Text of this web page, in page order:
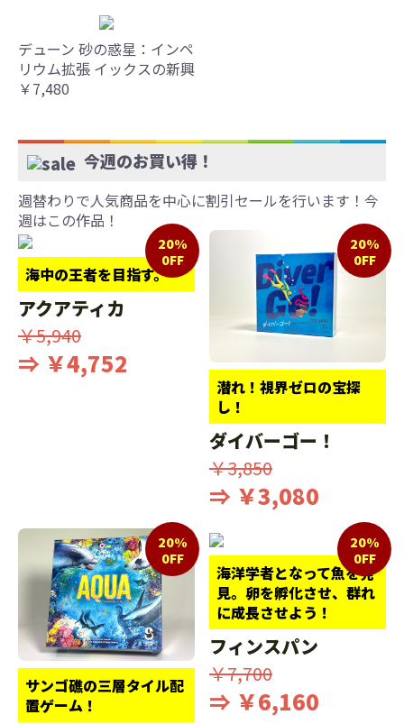
デューン 砂の惑星：インペ
リウム拡張 イックスの新興
￥7,480
今週のお買い得！
週替わりで人気商品を中心に割引セールを行います！今
週はこの作品！
海中の王者を目指す。
20%
0FF
アクアティカ
￥5,940
⇒ ￥4,752
潜れ！視界ゼロの宝探
し！
20%
0FF
ダイバーゴー！
￥3,850
⇒ ￥3,080
サンゴ礁の三層タイル配
置ゲーム！
20%
0FF
海洋学者となって魚を発
見。卵を孵化させ、群れ
に成長させよう！
20%
0FF
フィンスパン
￥7,700
⇒ ￥6,160